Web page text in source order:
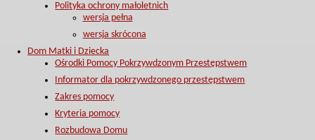
Polityka ochrony małoletnich
wersja pełna
wersja skrócona
Dom Matki i Dziecka
Ośrodki Pomocy Pokrzywdzonym Przestępstwem
Informator dla pokrzywdzonego przestępstwem
Zakres pomocy
Kryteria pomocy
Rozbudowa Domu